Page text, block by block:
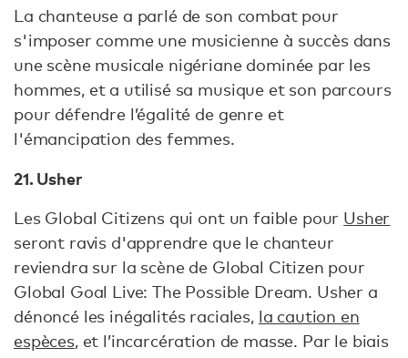
La chanteuse a parlé de son combat pour
s'imposer comme une musicienne à succès dans
une scène musicale nigériane dominée par les
hommes, et a utilisé sa musique et son parcours
pour défendre l’égalité de genre et
l'émancipation des femmes.
21. Usher
Les Global Citizens qui ont un faible pour Usher
seront ravis d'apprendre que le chanteur
reviendra sur la scène de Global Citizen pour
Global Goal Live: The Possible Dream. Usher a
dénoncé les inégalités raciales, la caution en
espèces, et l’incarcération de masse. Par le biais